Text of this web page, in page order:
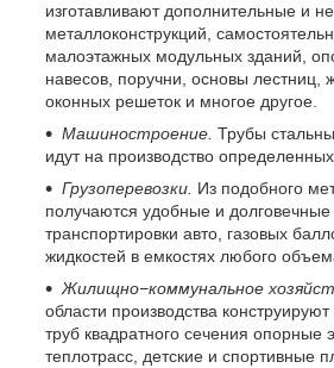
изготавливают дополнительные и
металлоконструкций,
малоэтажных модульных зданий,
навесов, поручни, основы лестниц,
оконных решеток и многое другое.
Машиностроение. Трубы
идут на производство
Грузоперевозки. Из подобного
получаются удобные и долговечные
транспортировки авто, газовых
жидкостей в емкостях любого
Жилищно−коммунальное
области производства
труб квадратного сечения опорные
теплотрасс, детские и спортивные